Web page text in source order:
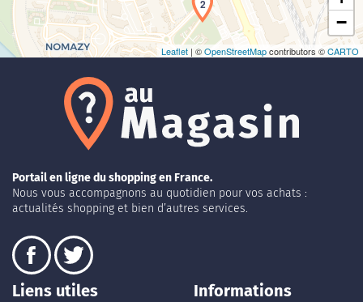
2
−
Leaflet | ©OpenStreetMapcontributors ©CARTO
Portail en ligne du shopping en France.
Nous vous accompagnons au quotidien pour vos achats :
actualités shopping et bien d’autres services.
Liens utiles Informations